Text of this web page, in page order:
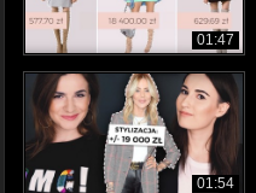
01:47
01:54